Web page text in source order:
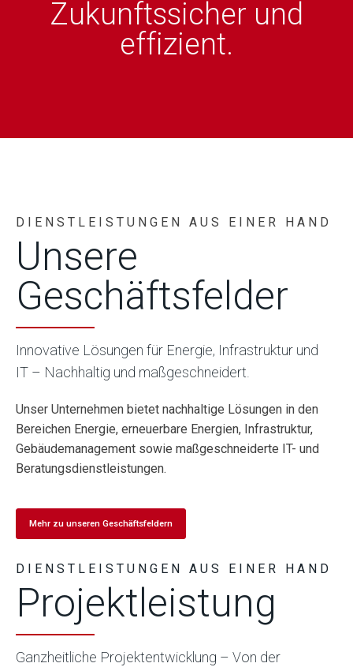
Zukunftssicher und
effizient.
DIENSTLEISTUNGEN AUS EINER HAND
Unsere
Geschäftsfelder
Innovative Lösungen für Energie, Infrastruktur und
IT – Nachhaltig und maßgeschneidert.
Unser Unternehmen bietet nachhaltige Lösungen in den
Bereichen Energie, erneuerbare Energien, Infrastruktur,
Gebäudemanagement sowie maßgeschneiderte IT- und
Beratungsdienstleistungen.
Mehr zu unseren Geschäftsfeldern
DIENSTLEISTUNGEN AUS EINER HAND
Projektleistung
Ganzheitliche Projektentwicklung – Von der